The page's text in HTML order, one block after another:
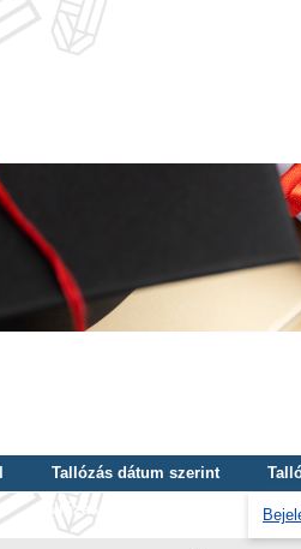
Tallózás dátum szerint
Tallózás kulcsszó szerint